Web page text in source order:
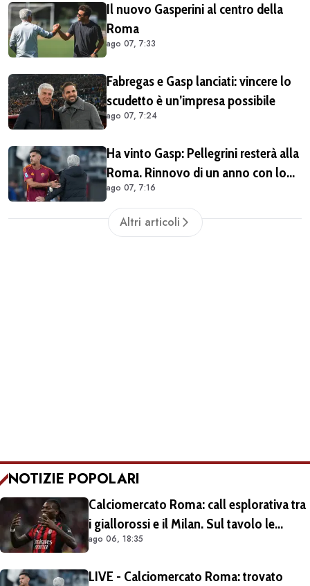
Il nuovo Gasperini al centro della
Roma
ago 07, 7:33
Fabregas e Gasp lanciati: vincere lo
scudetto è un’impresa possibile
ago 07, 7:24
Ha vinto Gasp: Pellegrini resterà alla
Roma. Rinnovo di un anno con lo
sconto
ago 07, 7:16
Altri articoli
NOTIZIE POPOLARI
Calciomercato Roma: call esplorativa tra
i giallorossi e il Milan. Sul tavolo le
situazioni di Leao e Soulé
ago 06, 18:35
LIVE - Calciomercato Roma: trovato